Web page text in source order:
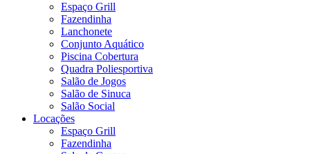
Espaço Grill
Fazendinha
Lanchonete
Conjunto Aquático
Piscina Cobertura
Quadra Poliesportiva
Salão de Jogos
Salão de Sinuca
Salão Social
Locações
Espaço Grill
Fazendinha